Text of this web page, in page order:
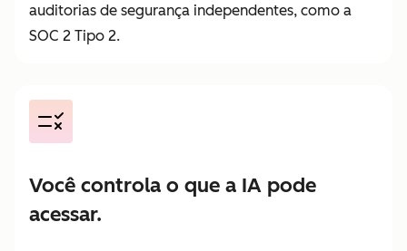
auditorias de segurança independentes, como a
SOC 2 Tipo 2.
Você controla o que a IA pode
acessar.